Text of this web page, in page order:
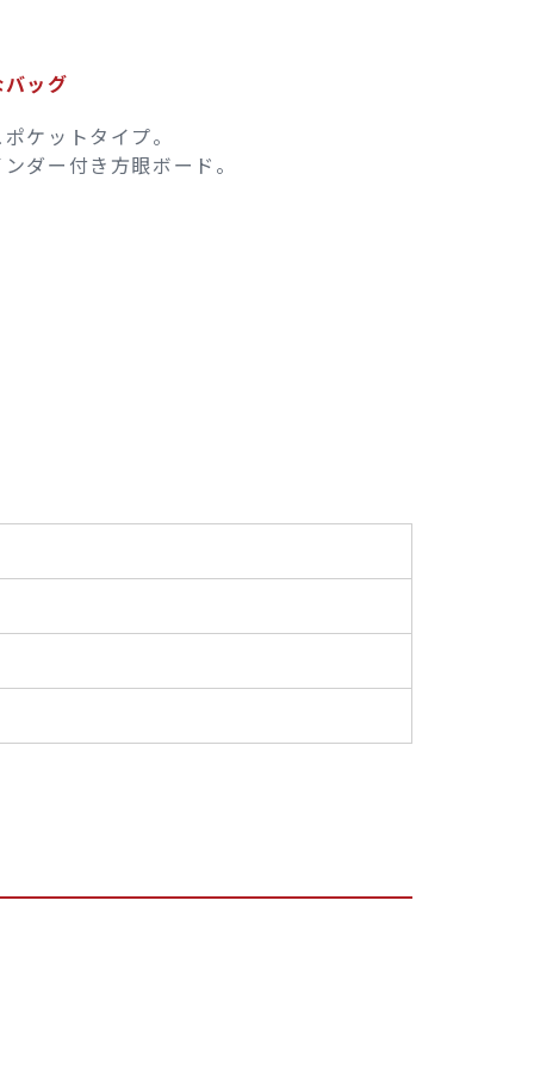
ッグ
ケットタイプ。
ダー付き方眼ボード。